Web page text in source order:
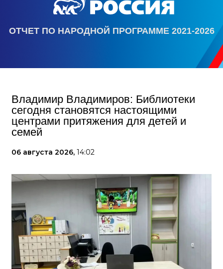
ОТЧЕТ ПО НАРОДНОЙ ПРОГРАММЕ 2021-2026
Владимир Владимиров: Библиотеки
сегодня становятся настоящими
центрами притяжения для детей и
семей
06 августа 2026, 14:02